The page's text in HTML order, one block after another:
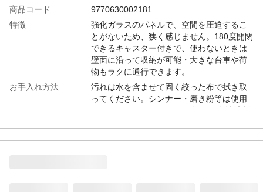
商品コード
9770630002181
特徴
強化ガラスのパネルで、空間を圧迫するこ
とがないため、狭く感じません。180度開閉
できるキャスター付きで、使わないときは
壁面に沿って収納が可能・大きな台車や荷
物もラクに通行できます。
お手入れ方法
汚れは水を含ませて固く絞った布で拭き取
ってください。シンナー・磨き粉等は使用